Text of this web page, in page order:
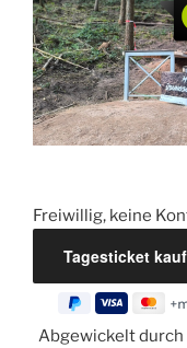
Freiwillig, keine
Abgewickelt durch